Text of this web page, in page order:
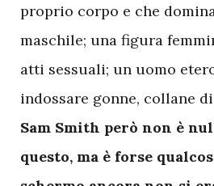
proprio corpo e che
maschile; una figura
atti sessuali; un uomo
indossare gonne, collane
Sam Smith però non è
questo, ma è forse